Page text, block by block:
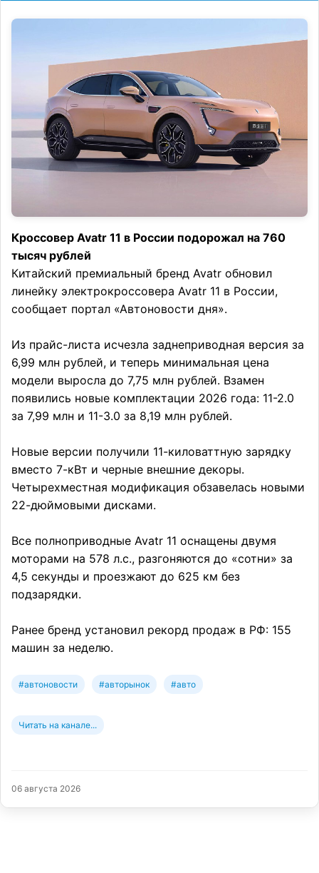
Кроссовер Avatr 11 в России подорожал на 760
тысяч рублей
Китайский премиальный бренд Avatr обновил
линейку электрокроссовера Avatr 11 в России,
сообщает портал «Автоновости дня».
Из прайс-листа исчезла заднеприводная версия за
6,99 млн рублей, и теперь минимальная цена
модели выросла до 7,75 млн рублей. Взамен
появились новые комплектации 2026 года: 11-2.0
за 7,99 млн и 11-3.0 за 8,19 млн рублей.
Новые версии получили 11-киловаттную зарядку
вместо 7-кВт и черные внешние декоры.
Четырехместная модификация обзавелась новыми
22-дюймовыми дисками.
Все полноприводные Avatr 11 оснащены двумя
моторами на 578 л.с., разгоняются до «сотни» за
4,5 секунды и проезжают до 625 км без
подзарядки.
Ранее бренд установил рекорд продаж в РФ: 155
машин за неделю.
#автоновости #авторынок #авто
Читать на канале...
06 августа 2026